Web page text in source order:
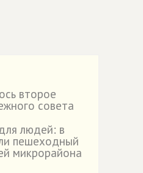
второе
совета
людей: в
пешеходный
микрорайона